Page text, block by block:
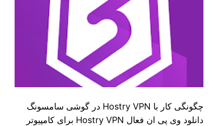
چگونگی کار با Hostry VPN در گوشی سامسونگ
دانلود وی پی ان فعال Hostry VPN برای کامپیوتر